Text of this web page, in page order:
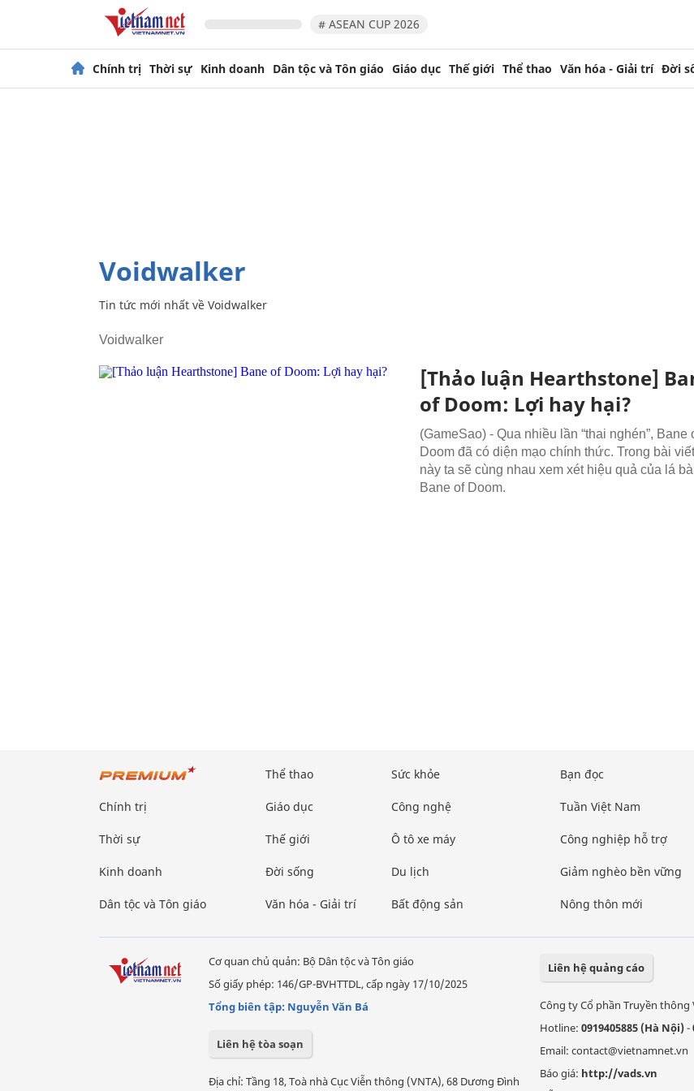
# ASEAN CUP 2026
Chính trị Thời sự Kinh doanh Dân tộc và Tôn giáo Giáo dục Thế giới Thể thao Văn hóa - Giải trí Đời
Voidwalker
Tin tức mới nhất về Voidwalker
Voidwalker
[Thảo luận Hearthstone]
of Doom: Lợi hay hại?
(GameSao) - Qua nhiều lần “thai nghén”, Bane
Doom đã có diện mạo chính thức. Trong bài
này ta sẽ cùng nhau xem xét hiệu quả của lá
Bane of Doom.
Chính trị
Thời sự
Kinh doanh
Dân tộc và Tôn giáo
Thể thao
Giáo dục
Thế giới
Đời sống
Văn hóa - Giải trí
Sức khỏe
Công nghệ
Ô tô xe máy
Du lịch
Bất động sản
Bạn đọc
Tuần Việt Nam
Công nghiệp hỗ trợ
Giảm nghèo bền vững
Nông thôn mới
Cơ quan chủ quản: Bộ Dân tộc và Tôn giáo
Số giấy phép: 146/GP-BVHTTDL, cấp ngày 17/10/2025
Tổng biên tập: Nguyễn Văn Bá
Liên hệ tòa soạn
Địa chỉ: Tầng 18, Toà nhà Cục Viễn thông (VNTA), 68 Dương Đình
Liên hệ quảng cáo
Công ty Cổ phần Truyền thông
Hotline: 0919405885 (Hà Nội)-
Email: contact@vietnamnet.vn
Báo giá: http://vads.vn